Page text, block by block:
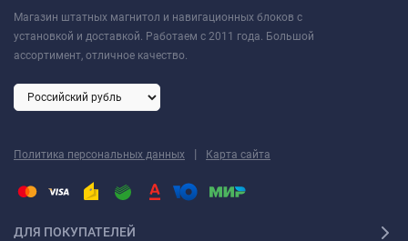
Магазин штатных магнитол и навигационных блоков с
установкой и доставкой. Работаем с 2011 года. Большой
ассортимент, отличное качество.
Политика персональных данных | Карта сайта
ДЛЯ ПОКУПАТЕЛЕЙ